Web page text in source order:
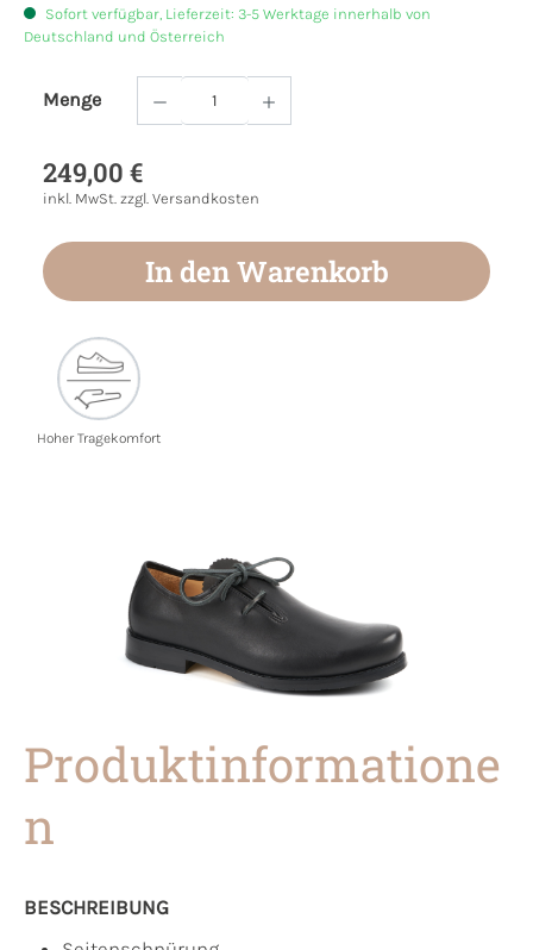
Sofort verfügbar, Lieferzeit: 3-5 Werktage innerhalb von
Deutschland und Österreich
Menge
Produkt Anzahl: Gib den gewünschten
249,00 €
inkl. MwSt. zzgl. Versandkosten
In den Warenkorb
Hoher Tragekomfort
Produktinformatione
n
BESCHREIBUNG